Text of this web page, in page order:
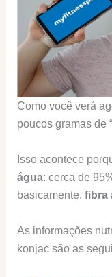
Como você verá
poucos gramas de
Isso acontece
água: cerca de
basicamente, fibra
As informações
konjac são as